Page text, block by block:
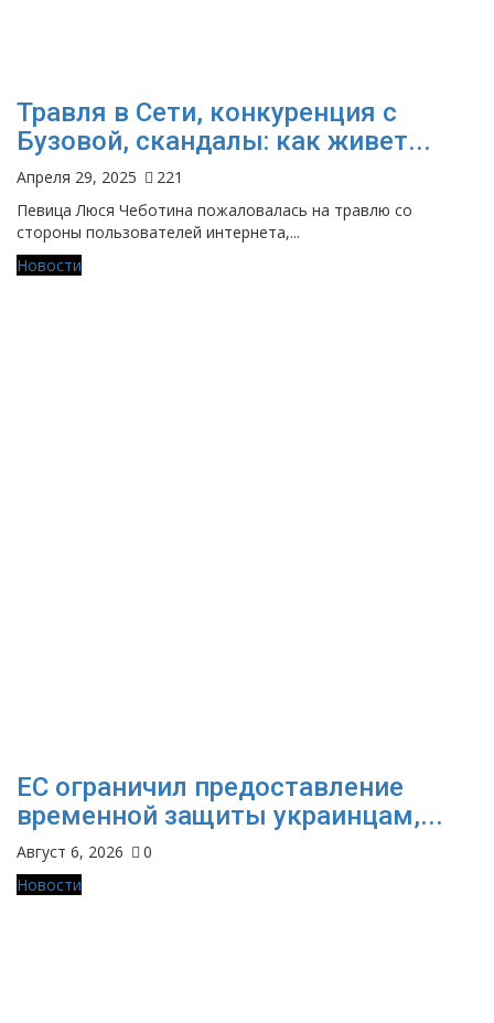
Травля в Сети, конкуренция с
Бузовой, скандалы: как живет...
Апреля 29, 2025
221
Певица Люся Чеботина пожаловалась на травлю со
стороны пользователей интернета,...
Новости
ЕС ограничил предоставление
временной защиты украинцам,...
Август 6, 2026
0
Новости